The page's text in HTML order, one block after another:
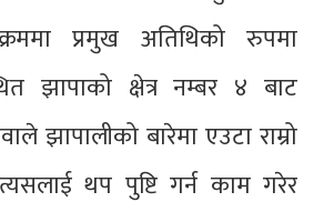
प्रमुख अतिथिको रुपमा
झापाको क्षेत्र नम्बर ४ बाट
झापालीको बारेमा एउटा राम्रो
थप पुष्टि गर्न काम गरेर